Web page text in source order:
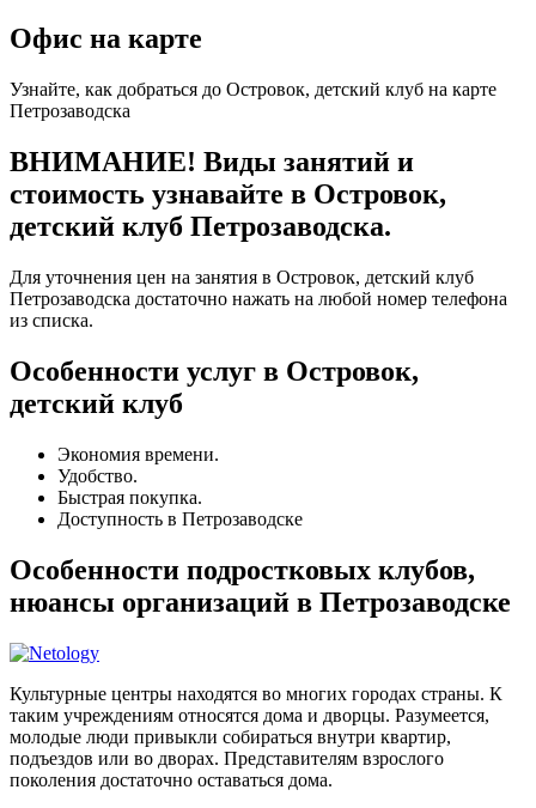
Офис на карте
Узнайте, как добраться до Островок, детский клуб на карте
Петрозаводска
ВНИМАНИЕ! Виды занятий и
стоимость узнавайте в Островок,
детский клуб Петрозаводска.
Для уточнения цен на занятия в Островок, детский клуб
Петрозаводска достаточно нажать на любой номер телефона
из списка.
Особенности услуг в Островок,
детский клуб
Экономия времени.
Удобство.
Быстрая покупка.
Доступность в Петрозаводске
Особенности подростковых клубов,
нюансы организаций в Петрозаводске
Культурные центры находятся во многих городах страны. К
таким учреждениям относятся дома и дворцы. Разумеется,
молодые люди привыкли собираться внутри квартир,
подъездов или во дворах. Представителям взрослого
поколения достаточно оставаться дома.